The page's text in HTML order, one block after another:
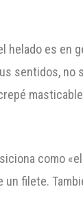
helado es en
sentidos,
como
filete.